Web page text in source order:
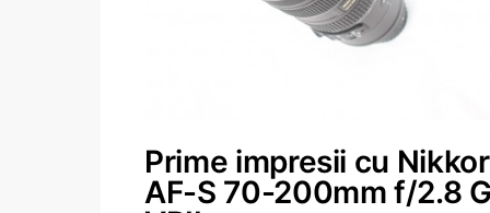
Prime impresii cu Nikkor
AF-S 70-200mm f/2.8